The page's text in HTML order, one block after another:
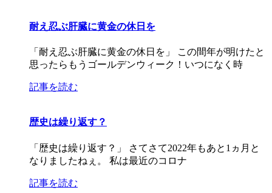
耐え忍ぶ肝臓に黄金の休日を
「耐え忍ぶ肝臓に黄金の休日を」 この間年が明けたと
思ったらもうゴールデンウィーク！いつになく時
記事を読む
歴史は繰り返す？
「歴史は繰り返す？」 さてさて2022年もあと1ヵ月と
なりましたねぇ。 私は最近のコロナ
記事を読む